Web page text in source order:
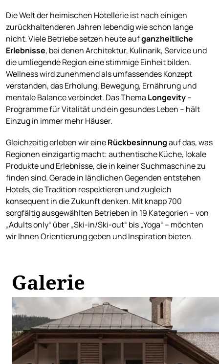
Die Welt der heimischen Hotellerie ist nach einigen
zurückhaltenderen Jahren lebendig wie schon lange
nicht. Viele Betriebe setzen heute aufganzheitliche
Erlebnisse, bei denen Architektur, Kulinarik, Service und
die umliegende Region eine stimmige Einheit bilden.
Wellness wird zunehmend als umfassendes Konzept
verstanden, das Erholung, Bewegung, Ernährung und
mentale Balance verbindet. Das Thema Longevity–
Programme für Vitalität und ein gesundes Leben – hält
Einzug in immer mehr Häuser.
Gleichzeitig erleben wir eineRückbesinnungauf das, was
Regionen einzigartig macht: authentische Küche, lokale
Produkte und Erlebnisse, die in keiner Suchmaschine zu
finden sind. Gerade in ländlichen Gegenden entstehen
Hotels, die Tradition respektieren und zugleich
konsequent in die Zukunft denken. Mit knapp 700
sorgfältig ausgewählten Betrieben in 19 Kategorien – von
„Adults only“ über „Ski-in/Ski-out“ bis „Yoga“ – möchten
wir Ihnen Orientierung geben und Inspiration bieten.
Galerie